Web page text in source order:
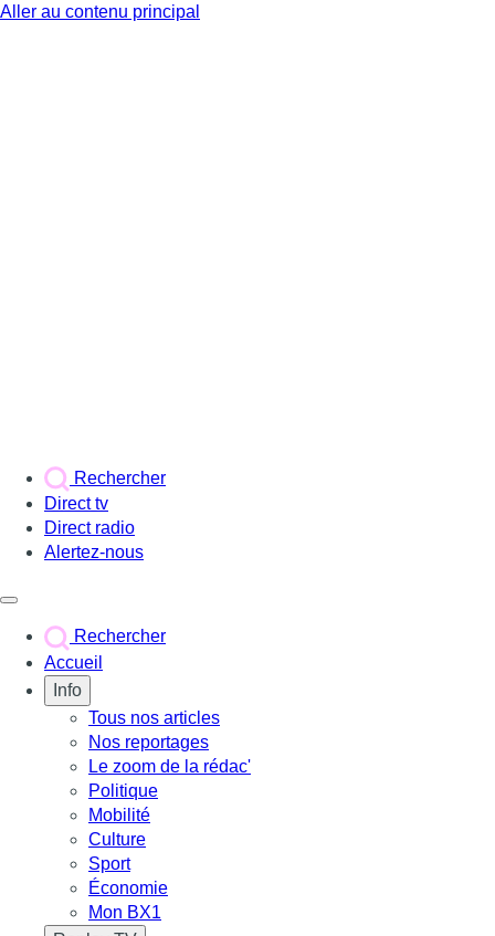
Aller au contenu principal
Rechercher
Direct tv
Direct radio
Alertez-nous
Rechercher
Accueil
Info
Tous nos articles
Nos reportages
Le zoom de la rédac'
Politique
Mobilité
Culture
Sport
Économie
Mon BX1